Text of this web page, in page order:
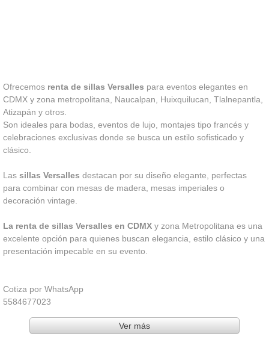
Ofrecemos renta de sillas Versalles para eventos elegantes en
CDMX y zona metropolitana, Naucalpan, Huixquilucan, Tlalnepantla,
Atizapán y otros.
Son ideales para bodas, eventos de lujo, montajes tipo francés y
celebraciones exclusivas donde se busca un estilo sofisticado y
clásico.
Las sillas Versalles destacan por su diseño elegante, perfectas
para combinar con mesas de madera, mesas imperiales o
decoración vintage.
La renta de sillas Versalles en CDMX y zona Metropolitana es una
excelente opción para quienes buscan elegancia, estilo clásico y una
presentación impecable en su evento.
Cotiza por WhatsApp
5584677023
Ver más